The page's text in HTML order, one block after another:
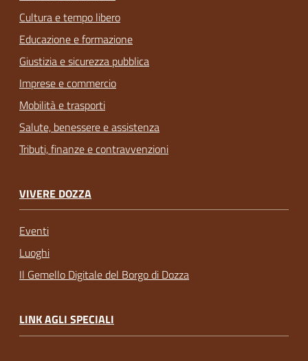
Cultura e tempo libero
Educazione e formazione
Giustizia e sicurezza pubblica
Imprese e commercio
Mobilità e trasporti
Salute, benessere e assistenza
Tributi, finanze e contravvenzioni
VIVERE DOZZA
Eventi
Luoghi
Il Gemello Digitale del Borgo di Dozza
LINK AGLI SPECIALI